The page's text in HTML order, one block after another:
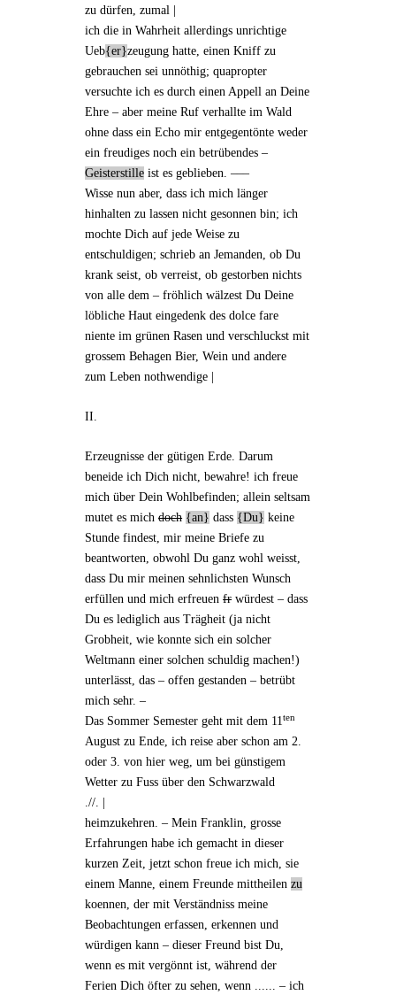
zu dürfen, zumal |
ich die in Wahrheit allerdings unrichtige
Ueb er zeugung hatte, einen Kniff zu
gebrauchen sei unnöthig;quapropter
versuchte ich es durch einen Appell an Deine
Ehre – abermeine Ruf verhallte im Wald
ohne dass ein Echo mir entgegentönte weder
einfreudiges noch ein betrübendes –
Geisterstille ist es geblieben. –––
Wisse nun aber, dass ich mich länger
hinhalten zu lassen nicht gesonnen bin; ich
mochte Dich auf jede Weise zu
entschuldigen; schrieb anJemanden , ob Du
krank seist, ob verreist, ob gestorben nichts
von alle dem – fröhlich wälzest Du Deine
löbliche Haut eingedenk desdolce fare
niente im grünen Rasen und verschluckst mit
grossem Behagen Bier, Wein und andere
zum Leben nothwendige |
II.
Erzeugnisse der gütigen Erde. Darum
beneide ich Dich nicht, bewahre! ich freue
mich über Dein Wohlbefinden; allein seltsam
mutet es michdoch an dass Du
keine
Stunde findest, mir meine Briefe zu
beantworten, obwohl Du ganz wohl weisst,
dass Du mir meinen sehnlichsten Wunsch
erfüllen und mich erfreuenfrwürdest – dass
Du es lediglich aus Trägheit (ja nicht
Grobheit, wie konnte sich ein solcher
Weltmann einer solchen schuldig machen!)
unterlässt, das – offen gestanden – betrübt
mich sehr. –
Das Sommer Semester geht mit dem 11ten
August zu Ende, ich reise aber schon am 2.
oder 3. von hier weg, um bei günstigem
Wetter zu Fuss über den Schwarzwald
.//. |
heimzukehren. – Mein Franklin, grosse
Erfahrungen habe ich gemacht in dieser
kurzen Zeit, jetzt schon freue ich mich, sie
einem Manne, einem Freunde mittheilenzu
koennen, der mit Verständniss meine
Beobachtungen erfassen, erkennen und
würdigen kann – dieser Freund bist Du,
wenn es mit vergönnt ist, während der
Ferien Dich öfter zu sehen, wenn ...... – ich